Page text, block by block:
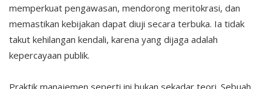
memperkuat pengawasan, mendorong meritokrasi, dan
memastikan kebijakan dapat diuji secara terbuka. Ia tidak
takut kehilangan kendali, karena yang dijaga adalah
kepercayaan publik.